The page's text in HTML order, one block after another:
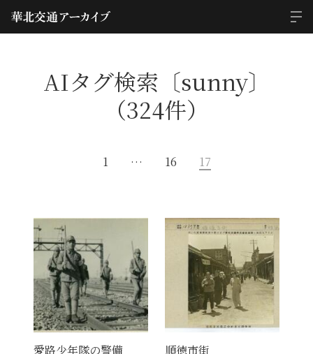
AIタグ検索〔sunny〕
（324件）
1 … 16 17
愛路少年隊の警備 順徳市街